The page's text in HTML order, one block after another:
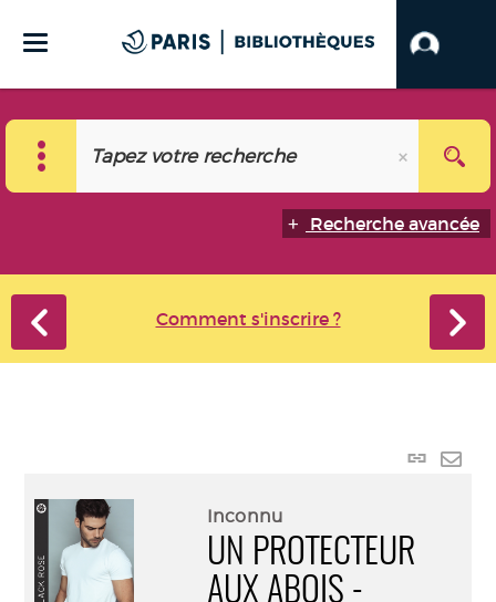
Recherche avancée
Comment s'inscrire ?
Lien
Inconnu
UN PROTECTEUR
AUX ABOIS -